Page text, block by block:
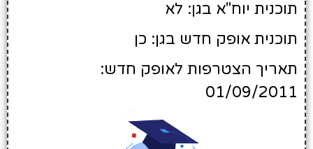
תוכנית יוח"א בגן: לא
תוכנית אופק חדש בגן: כן
תאריך הצטרפות לאופק חדש:
01/09/2011